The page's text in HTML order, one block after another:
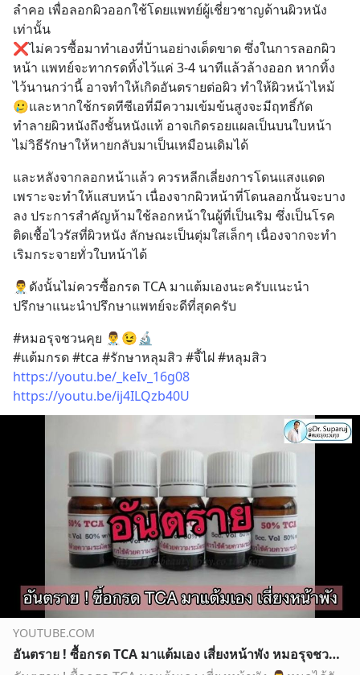
ลำคอ เพื่อลอกผิวออกใช้โดยแพทย์ผู้เชี่ยวชาญด้านผิวหนัง
เท่านั้น
❌ไม่ควรซื้อมาทำเองที่บ้านอย่างเด็ดขาด ซึ่งในการลอกผิว
หน้า แพทย์จะทากรดทิ้งไว้แค่ 3-4 นาทีแล้วล้างออก หากทิ้ง
ไว้นานกว่านี้ อาจทำให้เกิดอันตรายต่อผิว ทำให้ผิวหน้าไหม้
🥲และหากใช้กรดทีซีเอที่มีความเข้มข้นสูงจะมีฤทธิ์กัด
ทำลายผิวหนังถึงชั้นหนังแท้ อาจเกิดรอยแผลเป็นบนใบหน้า
ไม่วิธีรักษาให้หายกลับมาเป็นเหมือนเดิมได้
และหลังจากลอกหน้าแล้ว ควรหลีกเลี่ยงการโดนแสงแดด
เพราะจะทำให้แสบหน้า เนื่องจากผิวหน้าที่โดนลอกนั้นจะบาง
ลง ประการสำคัญห้ามใช้ลอกหน้าในผู้ที่เป็นเริม ซึ่งเป็นโรค
ติดเชื้อไวรัสที่ผิวหนัง ลักษณะเป็นตุ่มใสเล็กๆ เนื่องจากจะทำ
เริมกระจายทั่วใบหน้าได้
👨‍⚕️ดังนั้นไม่ควรซื้อกรด TCA มาแต้มเองนะครับแนะนำ
ปรึกษาแนะนำปรึกษาแพทย์จะดีที่สุดครับ
#หมอรุจชวนคุย 👨‍⚕️😉🔬
#แต้มกรด #tca #รักษาหลุมสิว #จี้ไฝ #หลุมสิว
https://youtu.be/_keIv_16g08
https://youtu.be/ij4ILQzb40U
YOUTUBE.COM
อันตราย ! ซื้อกรด TCA มาแต้มเอง เสี่ยงหน้าพัง หมอรุจชวนคุย